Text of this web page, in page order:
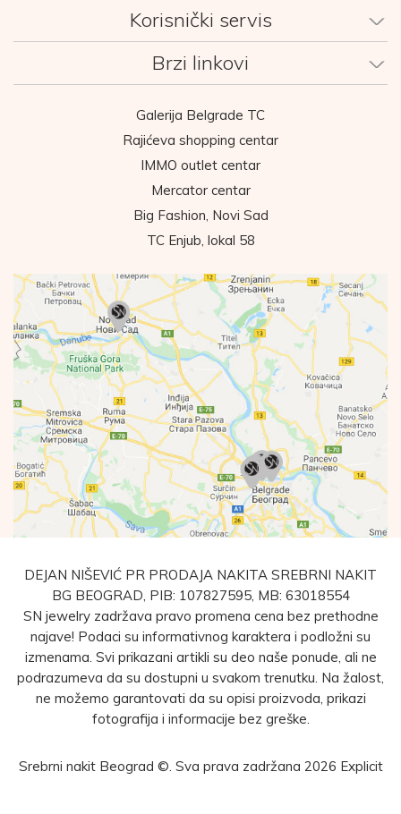
Korisnički servis
Brzi linkovi
Galerija Belgrade TC
Rajićeva shopping centar
IMMO outlet centar
Mercator centar
Big Fashion, Novi Sad
TC Enjub, lokal 58
DEJAN NIŠEVIĆ PR PRODAJA NAKITA SREBRNI NAKIT
BG BEOGRAD, PIB: 107827595, MB: 63018554
SN jewelry zadržava pravo promena cena bez prethodne
najave! Podaci su informativnog karaktera i podložni su
izmenama. Svi prikazani artikli su deo naše ponude, ali ne
podrazumeva da su dostupni u svakom trenutku. Na žalost,
ne možemo garantovati da su opisi proizvoda, prikazi
fotografija i informacije bez greške.
Srebrni nakit Beograd ©. Sva prava zadržana 2026 Explicit